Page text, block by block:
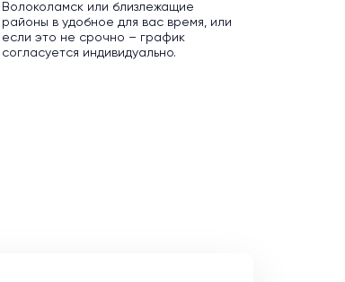
Волоколамск или близлежащие
районы в удобное для вас время, или
если это не срочно – график
согласуется индивидуально.